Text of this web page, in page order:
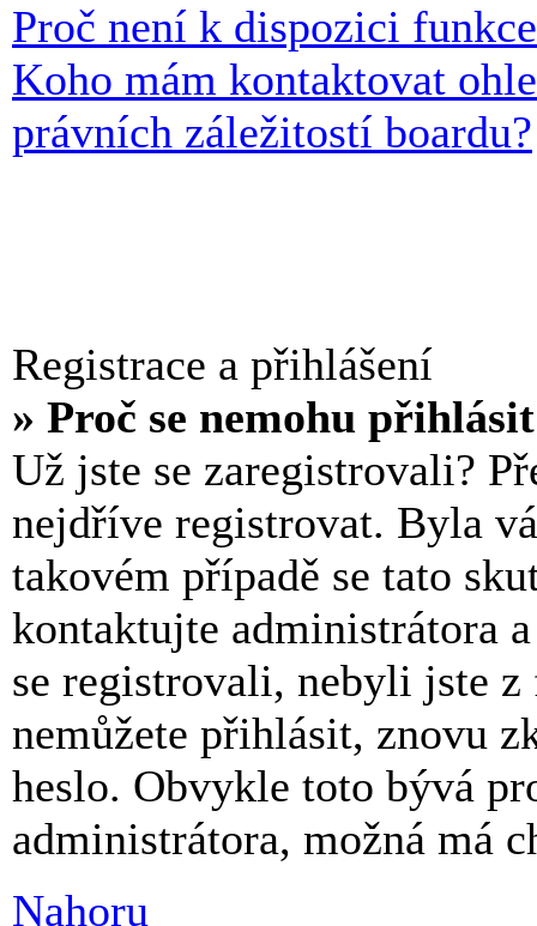
Proč není k dispozici
Koho mám kontaktovat
právních záležitostí boardu?
Registrace a přihlášení
» Proč se nemohu
Už jste se zaregistrovali?
nejdříve registrovat. Byla
takovém případě se tato
kontaktujte administrátora
se registrovali, nebyli jste
nemůžete přihlásit, znovu
heslo. Obvykle toto bývá
administrátora, možná má
Nahoru